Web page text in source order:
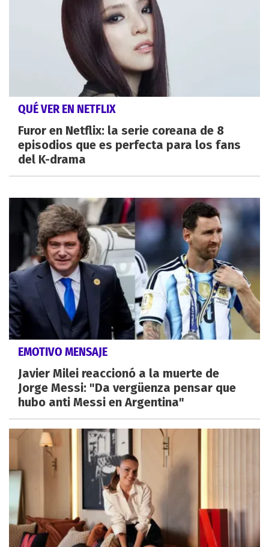
QUÉ VER EN NETFLIX
Furor en Netflix: la serie coreana de 8
episodios que es perfecta para los fans
del K-drama
EMOTIVO MENSAJE
Javier Milei reaccionó a la muerte de
Jorge Messi: "Da vergüenza pensar que
hubo anti Messi en Argentina"